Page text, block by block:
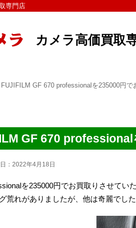
専門店
カメラ高価買取
FUJIFILM GF 670 professionalを235000円で
GF 670
： 2022年4月18日
を235000円でお買取りさせてい
荒れがありましたが、他は奇麗でした